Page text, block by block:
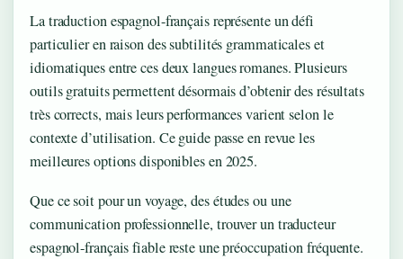
La traduction espagnol-français représente un défi
particulier en raison des subtilités grammaticales et
idiomatiques entre ces deux langues romanes. Plusieurs
outils gratuits permettent désormais d’obtenir des résultats
très corrects, mais leurs performances varient selon le
contexte d’utilisation. Ce guide passe en revue les
meilleures options disponibles en 2025.
Que ce soit pour un voyage, des études ou une
communication professionnelle, trouver un traducteur
espagnol-français fiable reste une préoccupation fréquente.